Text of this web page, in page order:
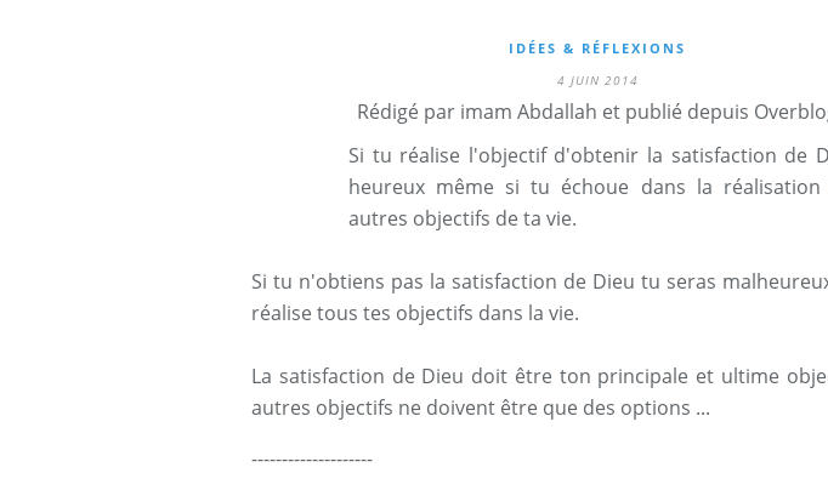
IDÉES & RÉFLEXIONS
4 JUIN 2014
Rédigé par imam Abdallah et publié depuis
Si tu réalise l'objectif d'obtenir la satisfaction de
heureux même si tu échoue dans la
autres objectifs de ta vie.
Si tu n'obtiens pas la satisfaction de Dieu tu seras
réalise tous tes objectifs dans la vie.
La satisfaction de Dieu doit être ton principale et ultime
autres objectifs ne doivent être que des options ...
--------------------